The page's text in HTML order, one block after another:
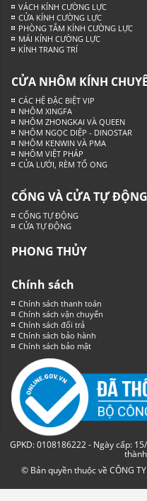
VÁCH KÍNH CƯỜNG LỰC
CỬA KÍNH CƯỜNG LỰC
PHÒNG TẮM KÍNH CƯỜNG LỰC
MÁI KÍNH CƯỜNG LỰC
KÍNH TRANG TRÍ
CỬA NHÔM KÍNH
CÁC HỆ ĐẶC BIỆT VIP
NHÔM XINGFA
NHÔM ZHONGKAI VÀ QUEEN
NHÔM NGỌC DIỆP - DINOSTAR
NHÔM KENWIN VÀ PMA
NHÔM VIỆT PHÁP
CỬA LƯỚI, RÈM TỔ ONG
CỔNG VÀ CỬA TỰ ĐỘNG
CỔNG TỰ ĐỘNG
CỬA TỰ ĐỘNG
PHONG THỦY
Chính sách
Chính sách thanh toán
Chính sách vận chuyển
Chính sách đổi trả
Chính sách bảo hành
Chính sách bảo mật
GPKD: 0108186222 - Ngày cấp:
© Bản quyền thuộc về CÔNG